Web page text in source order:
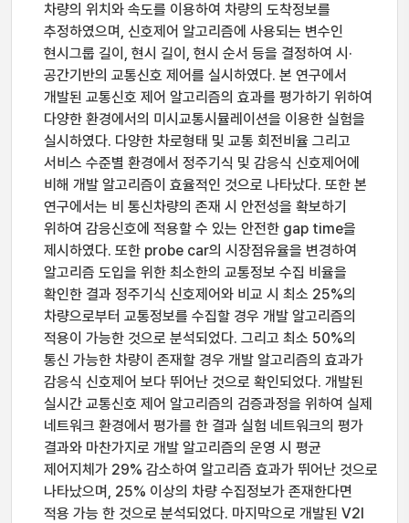
차량의 위치와 속도를 이용하여 차량의 도착정보를
추정하였으며, 신호제어 알고리즘에 사용되는 변수인
현시그룹 길이, 현시 길이, 현시 순서 등을 결정하여 시·
공간기반의 교통신호 제어를 실시하였다. 본 연구에서
개발된 교통신호 제어 알고리즘의 효과를 평가하기 위하여
다양한 환경에서의 미시교통시뮬레이션을 이용한 실험을
실시하였다. 다양한 차로형태 및 교통 회전비율 그리고
서비스 수준별 환경에서 정주기식 및 감응식 신호제어에
비해 개발 알고리즘이 효율적인 것으로 나타났다. 또한 본
연구에서는 비 통신차량의 존재 시 안전성을 확보하기
위하여 감응신호에 적용할 수 있는 안전한 gap time을
제시하였다. 또한 probe car의 시장점유율을 변경하여
알고리즘 도입을 위한 최소한의 교통정보 수집 비율을
확인한 결과 정주기식 신호제어와 비교 시 최소 25%의
차량으로부터 교통정보를 수집할 경우 개발 알고리즘의
적용이 가능한 것으로 분석되었다. 그리고 최소 50%의
통신 가능한 차량이 존재할 경우 개발 알고리즘의 효과가
감응식 신호제어 보다 뛰어난 것으로 확인되었다. 개발된
실시간 교통신호 제어 알고리즘의 검증과정을 위하여 실제
네트워크 환경에서 평가를 한 결과 실험 네트워크의 평가
결과와 마찬가지로 개발 알고리즘의 운영 시 평균
제어지체가 29% 감소하여 알고리즘 효과가 뛰어난 것으로
나타났으며, 25% 이상의 차량 수집정보가 존재한다면
적용 가능 한 것으로 분석되었다. 마지막으로 개발된 V2I